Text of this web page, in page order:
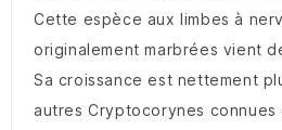
Cette espèce aux limbes à
originalement marbrées vient
Sa croissance est nettement
autres Cryptocorynes connues